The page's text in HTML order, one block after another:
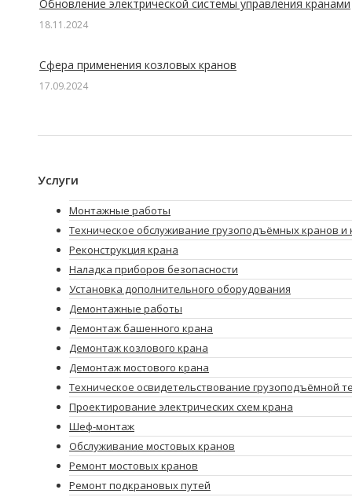
Обновление электрической системы управления кранами
18.11.2024
Сфера применения козловых кранов
17.09.2024
Услуги
Монтажные работы
Техническое обслуживание грузоподъёмных кранов и
Реконструкция крана
Наладка приборов безопасности
Установка дополнительного оборудования
Демонтажные работы
Демонтаж башенного крана
Демонтаж козлового крана
Демонтаж мостового крана
Техническое освидетельствование грузоподъёмной
Проектирование электрических схем крана
Шеф-монтаж
Обслуживание мостовых кранов
Ремонт мостовых кранов
Ремонт подкрановых путей